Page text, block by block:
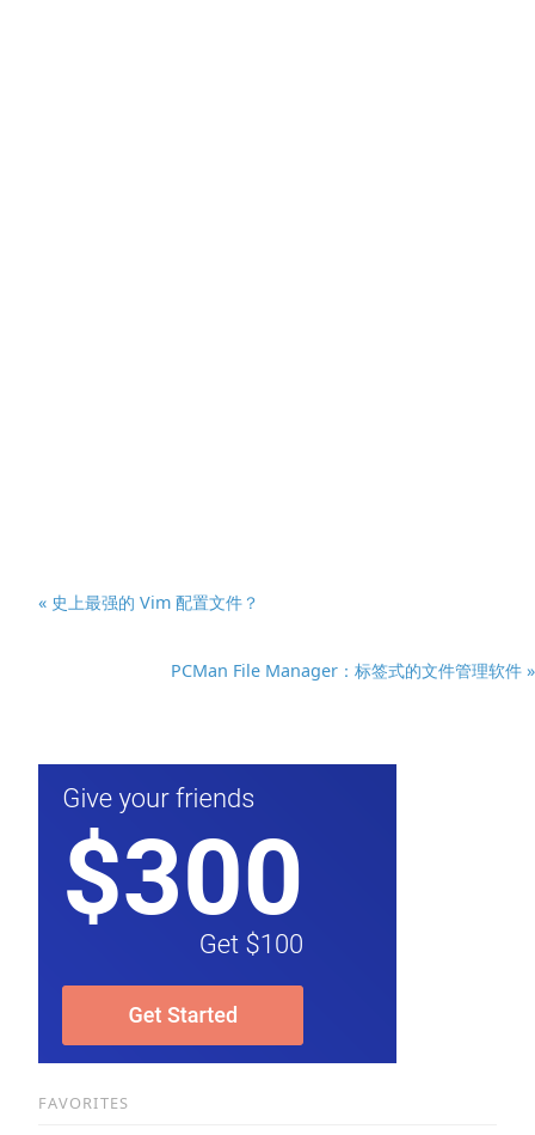
« 史上最强的 Vim 配置文件？
PCMan File Manager：标签式的文件管理软件 »
FAVORITES